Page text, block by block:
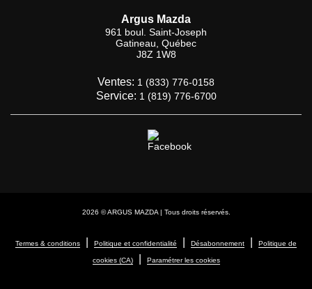
Argus Mazda
961 boul. Saint-Joseph
Gatineau Québec
J8Z 1W8
Ventes: 1 (833) 776-0158
Service: 1 (819) 776-6700
2026 © ARGUS MAZDA| Tous droits réservés.
Termes & conditions Politique et confidentialité Désabonnement Politique de
cookies (CA)| Paramétrer les cookies